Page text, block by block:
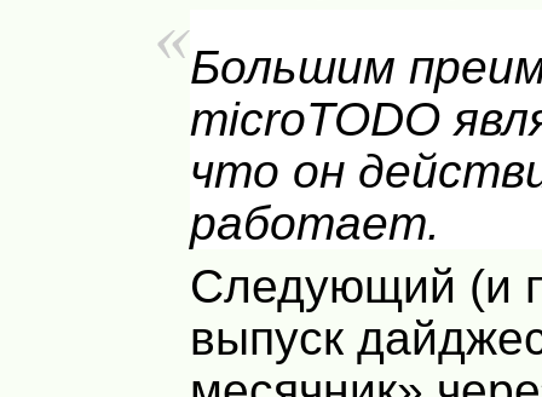
Большим
microTODO
что он
работает.
Следующий (и
выпуск